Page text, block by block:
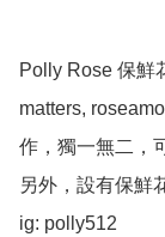
Polly Rose 保鮮
matters,
作，獨一無二，
另外，設有保鮮
ig: polly512